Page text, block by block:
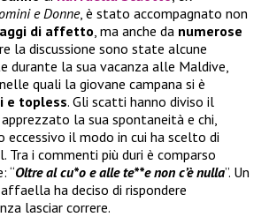
e Donne, è stato accompagnato non
di affetto , ma anche da numerose
la discussione sono state alcune
durante la sua vacanza alle Maldive,
quali la giovane campana si è
e topless. Gli scatti hanno diviso il
la sua spontaneità e chi,
eccessivo il modo in cui ha scelto di
Tra i commenti più duri è comparso
“Oltre al cu*o e alle te**e non c’è nulla”. Un
ha deciso di rispondere
lasciar correre.